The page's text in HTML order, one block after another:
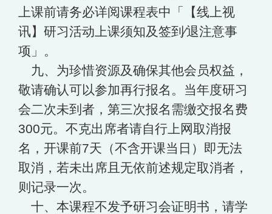
上课前请务必详阅课程表中「【线上视
讯】研习活动上课须知及签到∕退注意事
项」。
九、为珍惜资源及确保其他会员权益，
敬请确认可以参加再行报名。当年度研习
会二次未到者，第三次报名需缴交报名费
300元。不克出席者请自行上网取消报
名，开课前7天（不含开课当日）即无法
取消，若未出席且无依前述规定取消者，
则记录一次。
十、本课程不发予研习会证明书，请学